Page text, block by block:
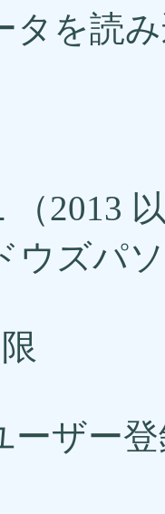
タを読
2013
ウズパ
ザー